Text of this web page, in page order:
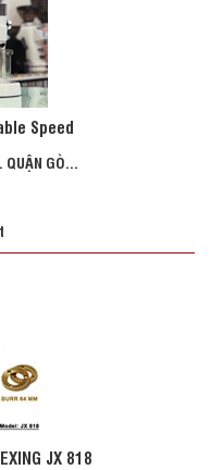
Speed
QUẬN GÒ...
JX 818